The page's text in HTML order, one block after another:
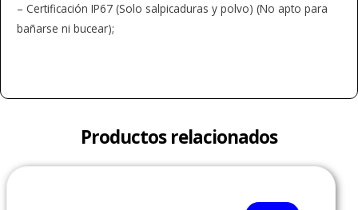
– Certificación IP67 (Solo salpicaduras y polvo) (No apto para
bañarse ni bucear);
Productos relacionados